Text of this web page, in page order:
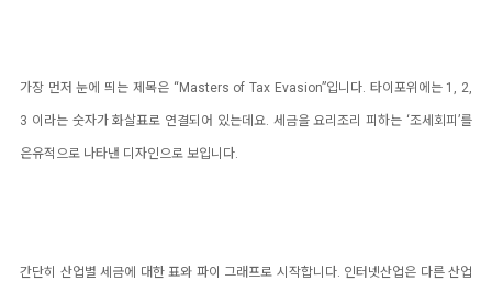
가장 먼저 눈에 띄는 제목은 “Masters of Tax Evasion”입니다. 타이포위에는 1, 2,
3 이라는 숫자가 화살표로 연결되어 있는데요. 세금을 요리조리 피하는 ‘조세회피’를
은유적으로 나타낸 디자인으로 보입니다.
간단히 산업별 세금에 대한 표와 파이 그래프로 시작합니다. 인터넷산업은 다른 산업